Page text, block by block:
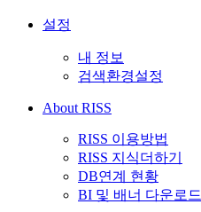
설정
내 정보
검색환경설정
About RISS
RISS 이용방법
RISS 지식더하기
DB연계 현황
BI 및 배너 다운로드